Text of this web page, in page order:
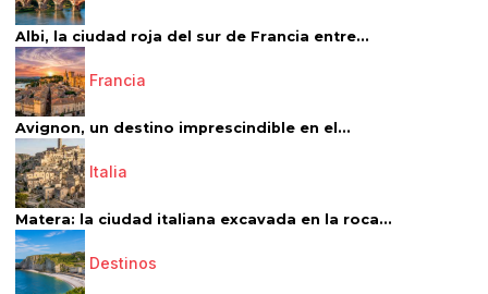
Albi, la ciudad roja del sur de Francia entre...
Francia
Avignon, un destino imprescindible en el...
Italia
Matera: la ciudad italiana excavada en la roca...
Destinos